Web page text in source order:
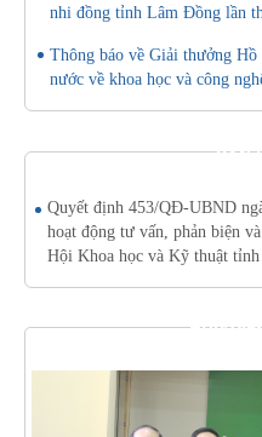
nhi đồng tỉnh Lâm Đồng lần
Thông báo về Giải thưởng
nước về khoa học và công
VĂN
Quyết định 453/QĐ-UBND
hoạt động tư vấn, phản biện
Hội Khoa học và Kỹ thuật
THƯ